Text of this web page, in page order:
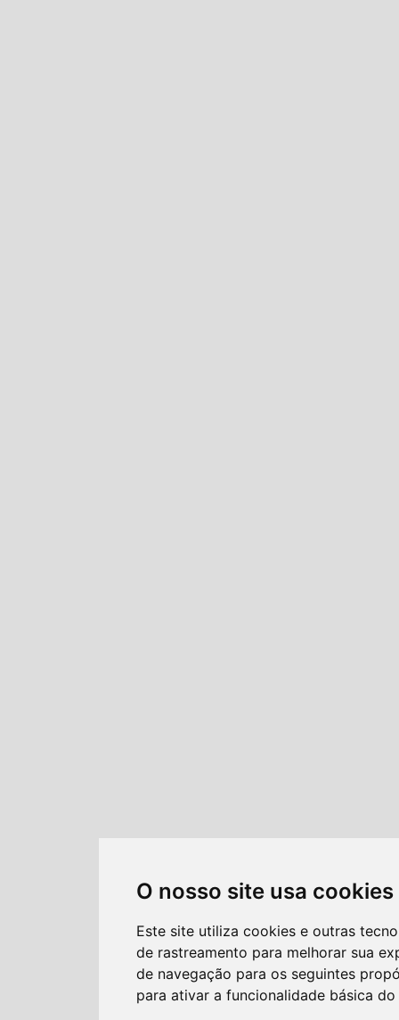
O nosso site usa cookies
Este site utiliza cookies e outras
de rastreamento para melhorar sua
de navegação para os seguintes
para ativar a funcionalidade básica